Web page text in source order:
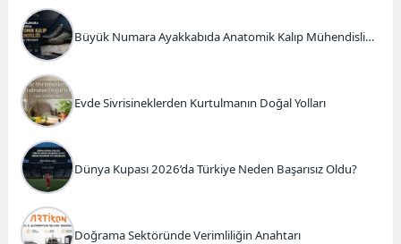
Büyük Numara Ayakkabıda Anatomik Kalıp Mühendisliği
Evde Sivrisineklerden Kurtulmanın Doğal Yolları
Dünya Kupası 2026’da Türkiye Neden Başarısız Oldu?
Doğrama Sektöründe Verimliliğin Anahtarı